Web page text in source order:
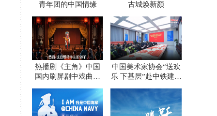
青年团的中国情缘
古城焕新颜
热播剧《主角》中国
国内刷屏剧中戏曲顶
中国美术家协会“送欢
乐 下基层”赴中铁建设
展慰问活动